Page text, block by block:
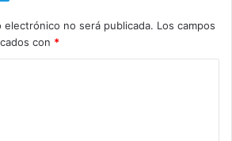
no será publicada. Los campos
con *